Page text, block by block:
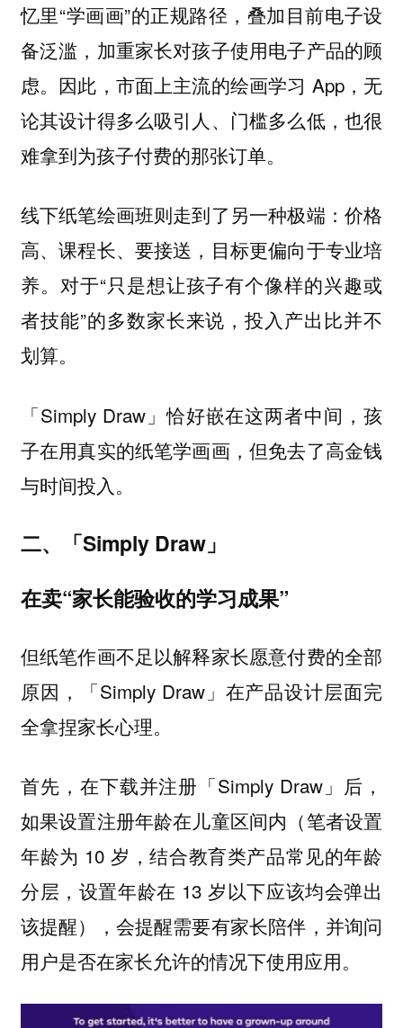
忆里“学画画”的正规路径，叠加目前电子设
备泛滥，加重家长对孩子使用电子产品的顾
虑。因此，市面上主流的绘画学习 App，无
论其设计得多么吸引人、门槛多么低，也很
难拿到为孩子付费的那张订单。
线下纸笔绘画班则走到了另一种极端：价格
高、课程长、要接送，目标更偏向于专业培
养。对于“只是想让孩子有个像样的兴趣或
者技能”的多数家长来说，投入产出比并不
划算。
「Simply Draw」恰好嵌在这两者中间，孩
子在用真实的纸笔学画画，但免去了高金钱
与时间投入。
二、「Simply Draw」
在卖“家长能验收的学习成果”
但纸笔作画不足以解释家长愿意付费的全部
原因，「Simply Draw」在产品设计层面完
全拿捏家长心理。
首先，在下载并注册「Simply Draw」后，
如果设置注册年龄在儿童区间内（笔者设置
年龄为 10 岁，结合教育类产品常见的年龄
分层，设置年龄在 13 岁以下应该均会弹出
该提醒），会提醒需要有家长陪伴，并询问
用户是否在家长允许的情况下使用应用。